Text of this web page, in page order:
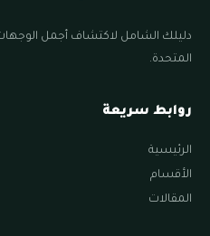
دليلك الشامل لاكتشاف أجمل الوجهات
المتحدة.
روابط سريعة
الرئيسية
الأقسام
المقالات